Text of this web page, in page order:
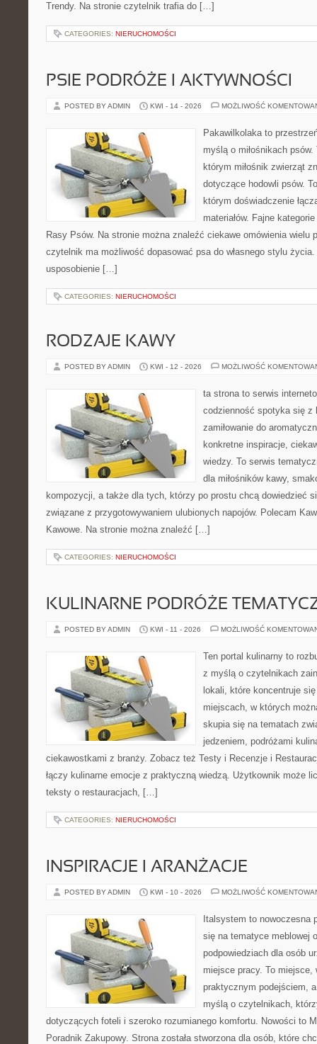
Trendy. Na stronie czytelnik trafia do […]
CATEGORIES: NIERUCHOMOŚCI
PSIE PODRÓŻE I AKTYWNOŚCI
POSTED BY ADMIN KWI - 14 - 2026 MOŻLIWOŚĆ
Pakawilkolaka to
myślą o miłośnikach
którym miłośnik zwierząt
dotyczące hodowli psów.
którym doświadczenie
materiałów. Fajne
Rasy Psów. Na stronie można znaleźć ciekawe omówienia wielu
czytelnik ma możliwość dopasować psa do własnego stylu
usposobienie […]
CATEGORIES: NIERUCHOMOŚCI
RODZAJE KAWY
POSTED BY ADMIN KWI - 12 - 2026 MOŻLIWOŚĆ
ta strona to serwis
codzienność spotyka się z
zamiłowanie do
konkretne inspiracje,
wiedzy. To serwis
dla miłośników kawy,
kompozycji, a także dla tych, którzy po prostu chcą dowiedzieć
związane z przygotowywaniem ulubionych napojów. Polecam
Kawowe. Na stronie można znaleźć […]
CATEGORIES: NIERUCHOMOŚCI
KULINARNE PODRÓŻE
POSTED BY ADMIN KWI - 11 - 2026 MOŻLIWOŚĆ
Ten portal kulinarny to
z myślą o czytelnikach
lokali, które koncentruje
miejscach, w których
skupia się na tematach
jedzeniem, podróżami
ciekawostkami z branży. Zobacz też Testy i Recenzje i
łączy kulinarne emocje z praktyczną wiedzą. Użytkownik może
teksty o restauracjach, […]
CATEGORIES: NIERUCHOMOŚCI
INSPIRACJE I ARANŻACJE
POSTED BY ADMIN KWI - 10 - 2026 MOŻLIWOŚĆ
Italsystem to nowoczesna
się na tematyce meblowej
podpowiedziach dla osób
miejsce pracy. To miejsce,
praktycznym podejściem,
myślą o czytelnikach,
dotyczących foteli i szeroko rozumianego komfortu. Nowości to
Poradnik Zakupowy. Strona została stworzona dla osób, które